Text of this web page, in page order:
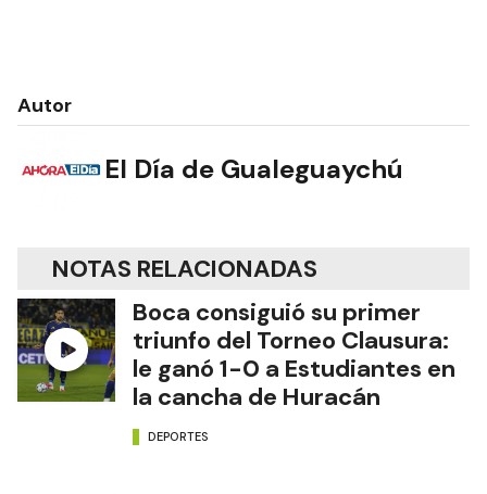
Autor
El Día de Gualeguaychú
NOTAS RELACIONADAS
Boca consiguió su primer
triunfo del Torneo Clausura:
le ganó 1-0 a Estudiantes en
la cancha de Huracán
DEPORTES